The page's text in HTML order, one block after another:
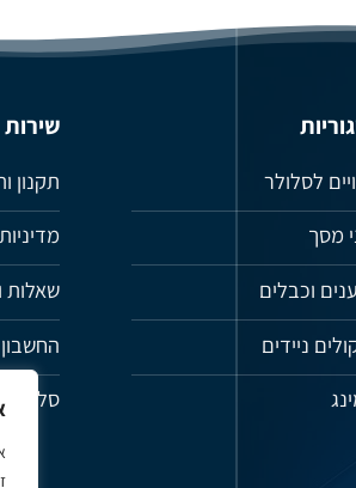
לסלולר
מסך
וכבלים
ניידים
שירות
תקנון
שאלות
סל